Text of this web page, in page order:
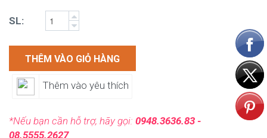
SL:
THÊM VÀO GIỎ HÀNG
Thêm vào yêu thích
*Nếu bạn cần hỗ trợ, hãy gọi: 0948.3636.83 -
08.5555.2627